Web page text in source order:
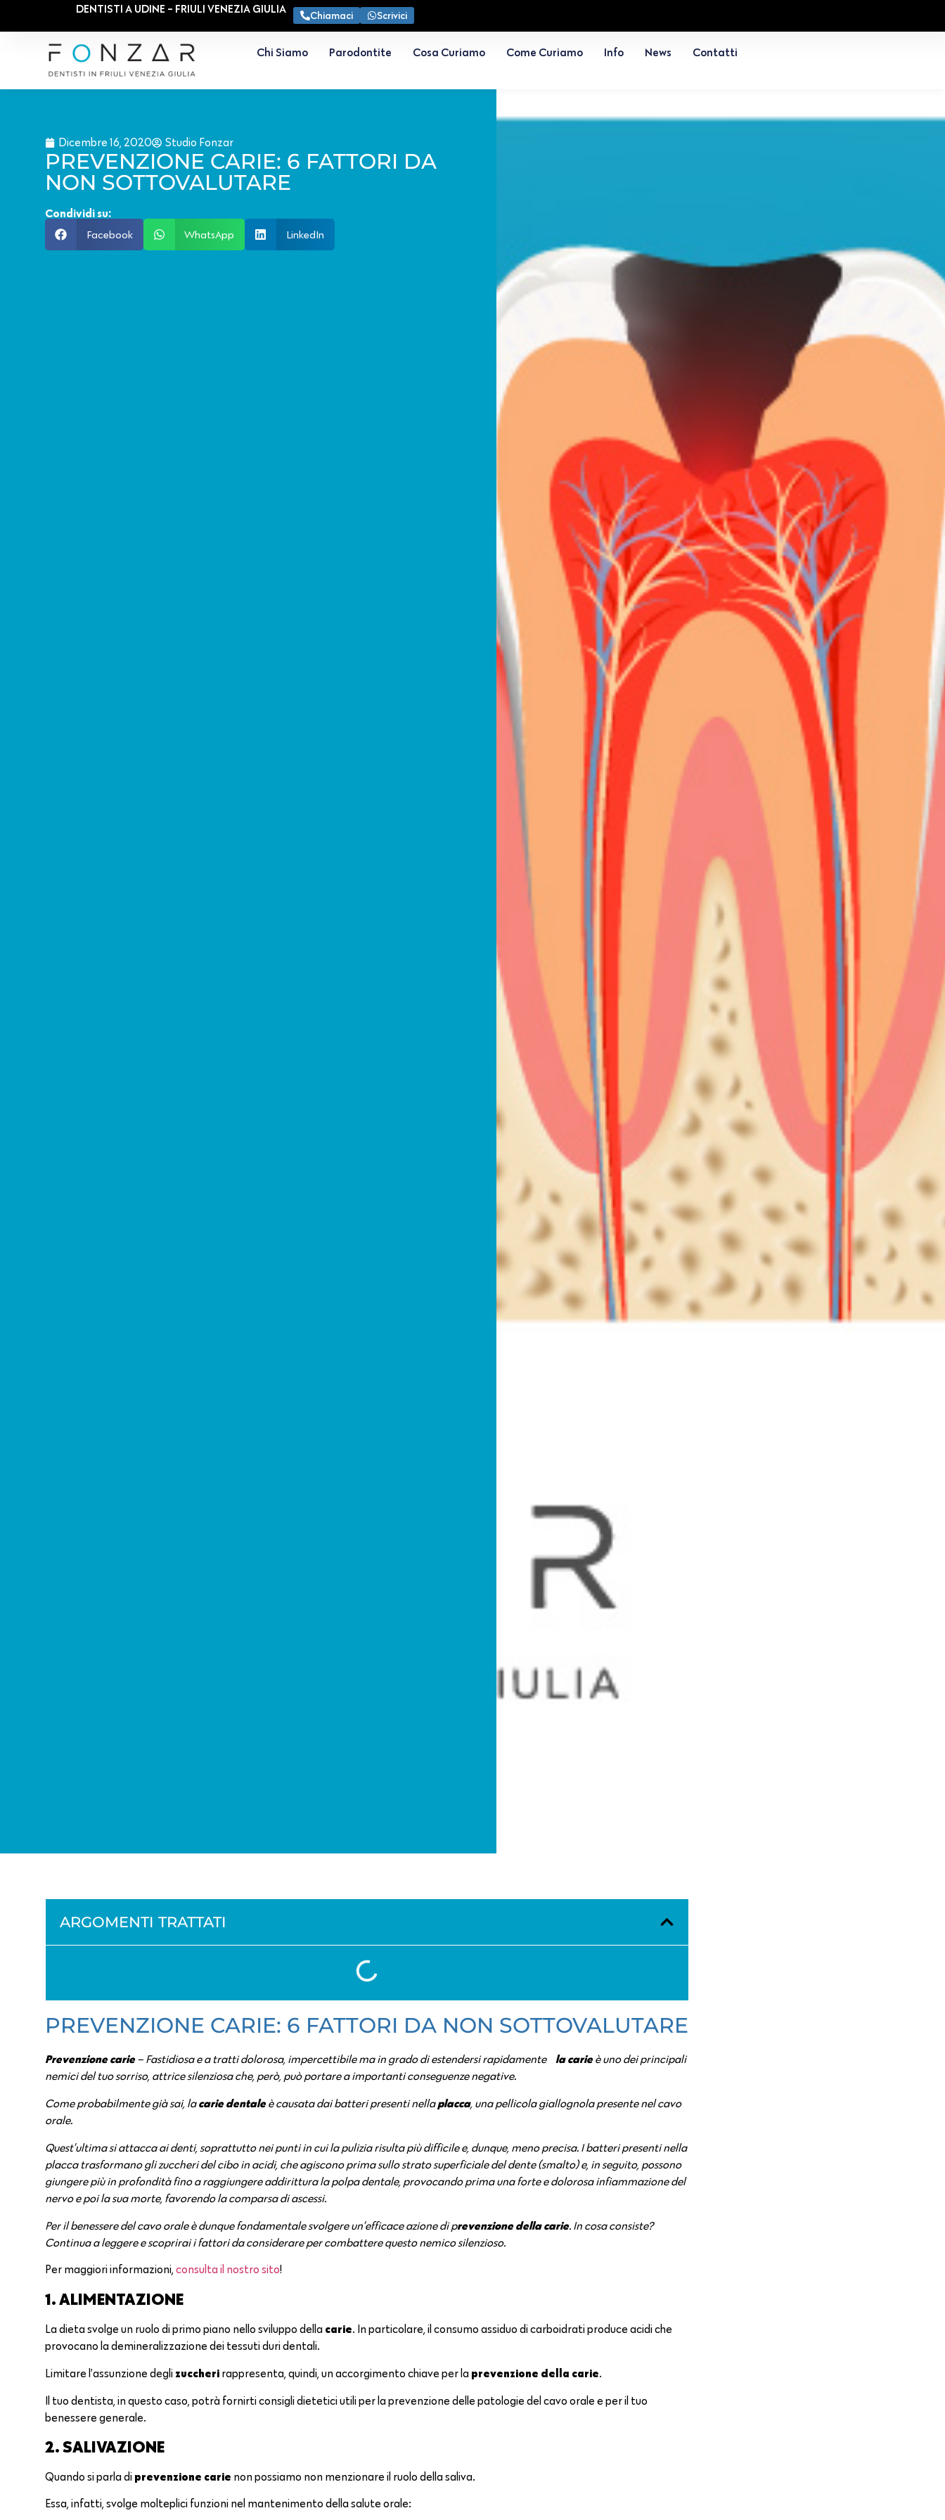
DENTISTI A UDINE - FRIULI VENEZIA GIULIA Chiamaci Scrivici
Chi Siamo Parodontite Cosa Curiamo Come Curiamo Info News Contatti
Dicembre 16, 2020 Studio Fonzar
PREVENZIONE CARIE: 6 FATTORI DA
NON SOTTOVALUTARE
Condividi su:
Facebook WhatsApp LinkedIn
ARGOMENTI TRATTATI
PREVENZIONE CARIE: 6 FATTORI DA NON SOTTOVALUTARE
Prevenzione carie– Fastidiosa e a tratti dolorosa, impercettibile ma in grado di estendersi rapidamente… la carieè uno dei principali
nemici del tuo sorriso, attrice silenziosa che, però, può portare a importanti conseguenze negative.
Come probabilmente già sai, lacarie dentaleè causata dai batteri presenti nellaplacca, una pellicola giallognola presente nel cavo
orale.
Quest’ultima si attacca ai denti, soprattutto nei punti in cui la pulizia risulta più difficile e, dunque, meno precisa. I batteri presenti nella
placca trasformano gli zuccheri del cibo in acidi, che agiscono prima sullo strato superficiale del dente (smalto) e, in seguito, possono
giungere più in profondità fino a raggiungere addirittura la polpa dentale, provocando prima una forte e dolorosa infiammazione del
nervo e poi la sua morte, favorendo la comparsa di ascessi.
Per il benessere del cavo orale è dunque fondamentale svolgere un’efficace azione di prevenzione della carie. In cosa consiste?
Continua a leggere e scoprirai i fattori da considerare per combattere questo nemico silenzioso.
Per maggiori informazioni, consulta il nostro sito!
1. ALIMENTAZIONE
La dieta svolge un ruolo di primo piano nello sviluppo della carie. In particolare, il consumo assiduo di carboidrati produce acidi che
provocano la demineralizzazione dei tessuti duri dentali.
Limitare l’assunzione degli zuccheri rappresenta, quindi, un accorgimento chiave per la prevenzione della carie.
Il tuo dentista, in questo caso, potrà fornirti consigli dietetici utili per la prevenzione delle patologie del cavo orale e per il tuo
benessere generale.
2. SALIVAZIONE
Quando si parla di prevenzione carie non possiamo non menzionare il ruolo della saliva.
Essa, infatti, svolge molteplici funzioni nel mantenimento della salute orale: